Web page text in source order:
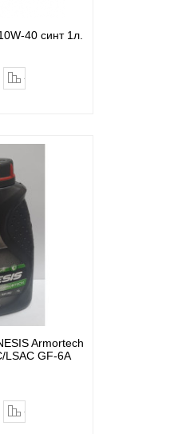
40 синт 1л.
в закладки
Armortech
LSAC GF-6A
в закладки